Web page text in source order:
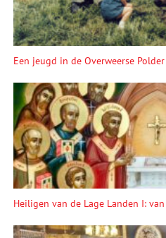
Een jeugd in de Overweerse Polder
Heiligen van de Lage Landen I: